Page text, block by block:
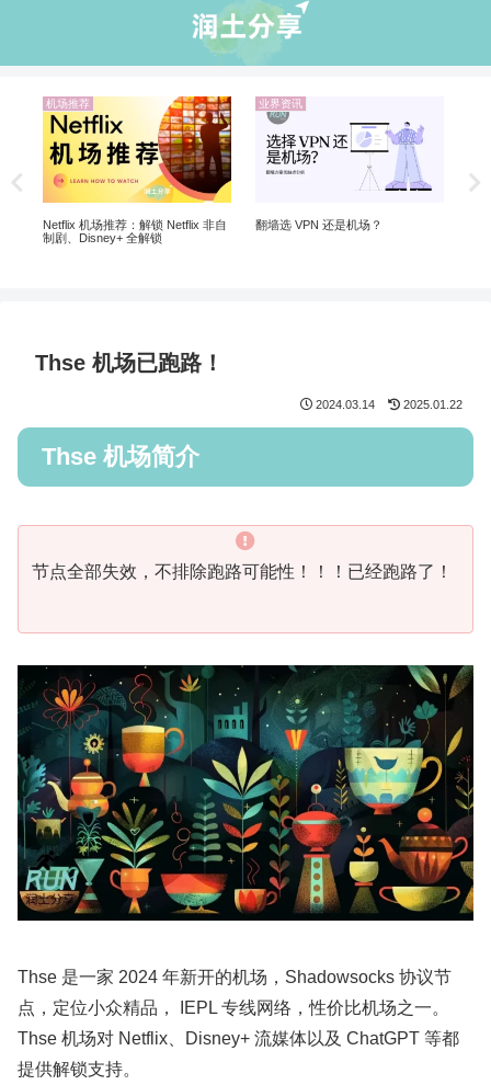
业界资讯
ChatGPT 国内怎么注册使用？解锁
ChatGPT 注册的机场VPN推荐
机场推荐
2026年稳定高速4K机场推荐
Thse 机场已跑路！
2024.03.14 2025.01.22
Thse 机场简介
节点全部失效，不排除跑路可能性！！！已经跑路了！
Thse 是一家 2024 年新开的机场，Shadowsocks 协议节
点，定位小众精品， IEPL 专线网络，性价比机场之一。
Thse 机场对 Netflix、Disney+ 流媒体以及 ChatGPT 等都
提供解锁支持。